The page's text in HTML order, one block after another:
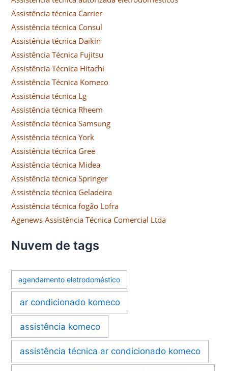
Assistência técnica Carrier
Assistência técnica Consul
Assistência técnica Daikin
Assistência Técnica Fujitsu
Assistência Técnica Hitachi
Assistência Técnica Komeco
Assistência técnica Lg
Assistência técnica Rheem
Assistência técnica Samsung
Assistência técnica York
Assistência técnica Gree
Assistência técnica Midea
Assistência técnica Springer
Assistência técnica Geladeira
Assistência técnica fogão Lofra
Agenews Assistência Técnica Comercial Ltda
Nuvem de tags
agendamento eletrodoméstico
ar condicionado komeco
assistência komeco
assistência técnica ar condicionado komeco